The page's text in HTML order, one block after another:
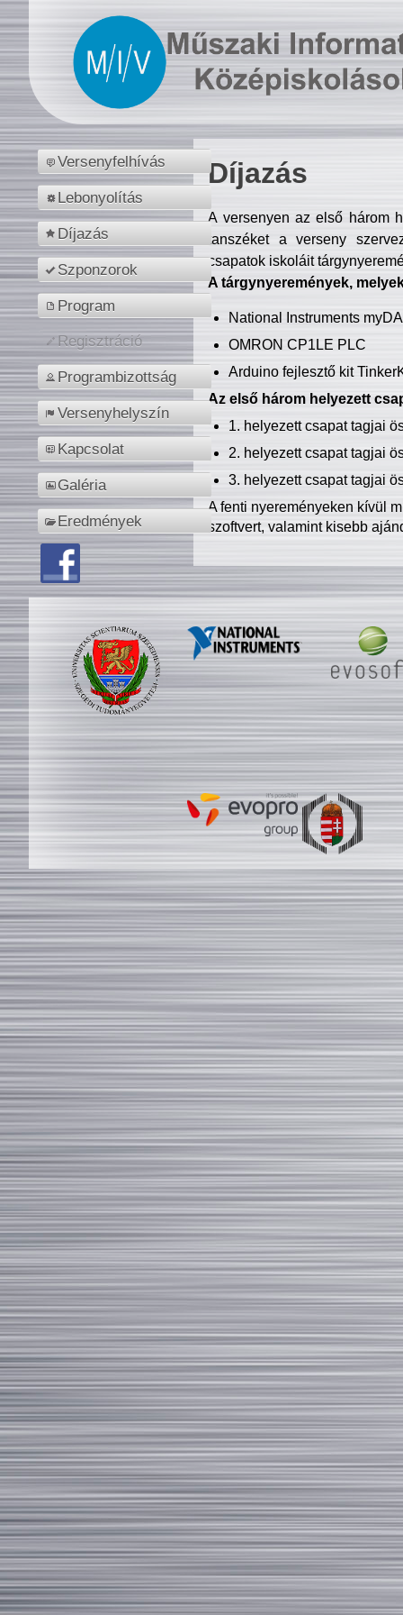
Versenyfelhívás
Lebonyolítás
Díjazás
Szponzorok
Program
Regisztráció
Programbizottság
Versenyhelyszín
Kapcsolat
Galéria
Eredmények
Díjazás
A versenyen az első három
tanszéket a verseny
csapatok iskoláit
A tárgynyeremények,
National Instruments
OMRON CP1LE PLC
Arduino fejlesztő kit
Az első három helyezett
1. helyezett csapat tagjai
2. helyezett csapat tagjai
3. helyezett csapat tagjai
A fenti nyereményeken kívül
szoftvert, valamint kisebb